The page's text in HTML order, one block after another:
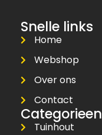
Snelle links
Home
Webshop
Over ons
Contact
Categorieen
Tuinhout